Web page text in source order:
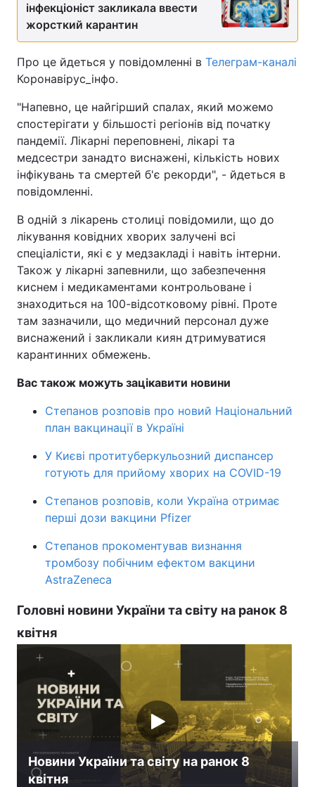
Зброя Інциденти
Цікавинки
Екологія Регіони
Лонгріди
Відео з Youtube Статті
Інтерв'ю Думки
Архів Вакансії
Контакти
Послуги
Тема оформлення
інфекціоніст закликала ввести
жорсткий карантин
Про це йдеться у повідомленні в Телеграм-каналі
Коронавірус_інфо.
"Напевно, це найгірший спалах, який можемо
спостерігати у більшості регіонів від початку
пандемії. Лікарні переповнені, лікарі та
медсестри занадто виснажені, кількість нових
інфікувань та смертей б'є рекорди", - йдеться в
повідомленні.
В одній з лікарень столиці повідомили, що до
лікування ковідних хворих залучені всі
спеціалісти, які є у медзакладі і навіть інтерни.
Також у лікарні запевнили, що забезпечення
киснем і медикаментами контрольоване і
знаходиться на 100-відсотковому рівні. Проте
там зазначили, що медичний персонал дуже
виснажений і закликали киян дтримуватися
карантинних обмежень.
Вас також можуть зацікавити новини
Степанов розповів про новий Національний
план вакцинації в Україні
У Києві протитуберкульозний диспансер
готують для прийому хворих на COVID-19
Степанов розповів, коли Україна отримає
перші дози вакцини Pfizer
Степанов прокоментував визнання
тромбозу побічним ефектом вакцини
AstraZeneca
Головні новини України та світу на ранок 8
квітня
Новини України та світу на ранок 8
квітня